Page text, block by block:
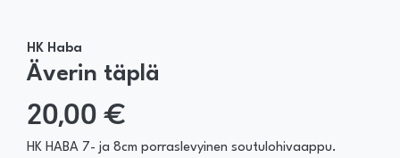
HK Haba
Äverin täplä
20,00 €
HK HABA 7- ja 8cm porraslevyinen soutulohivaappu.